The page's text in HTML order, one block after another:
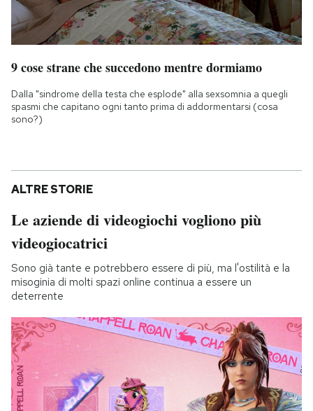
9 cose strane che succedono mentre dormiamo
Dalla "sindrome della testa che esplode" alla sexsomnia a quegli
spasmi che capitano ogni tanto prima di addormentarsi (cosa
sono?)
ALTRE STORIE
Le aziende di videogiochi vogliono più
videogiocatrici
Sono già tante e potrebbero essere di più, ma l'ostilità e la
misoginia di molti spazi online continua a essere un
deterrente